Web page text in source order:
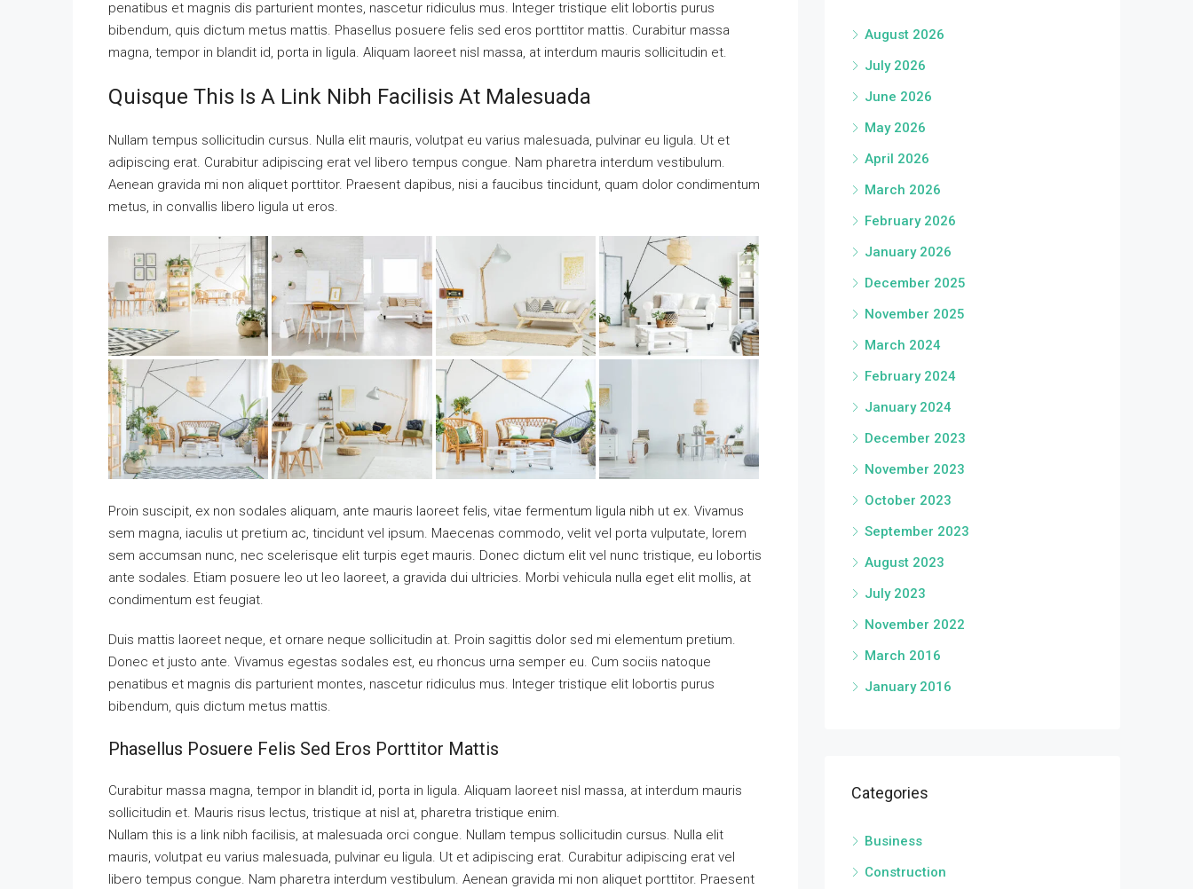
penatibus et magnis dis parturient montes, nascetur ridiculus mus. Integer tristique elit lobortis purus
bibendum, quis dictum metus mattis. Phasellus posuere felis sed eros porttitor mattis. Curabitur massa
magna, tempor in blandit id, porta in ligula. Aliquam laoreet nisl massa, at interdum mauris sollicitudin et.
Quisque This Is A Link Nibh Facilisis At Malesuada
Nullam tempus sollicitudin cursus. Nulla elit mauris, volutpat eu varius malesuada, pulvinar eu ligula. Ut et
adipiscing erat. Curabitur adipiscing erat vel libero tempus congue. Nam pharetra interdum vestibulum.
Aenean gravida mi non aliquet porttitor. Praesent dapibus, nisi a faucibus tincidunt, quam dolor condimentum
metus, in convallis libero ligula ut eros.
Proin suscipit, ex non sodales aliquam, ante mauris laoreet felis, vitae fermentum ligula nibh ut ex. Vivamus
sem magna, iaculis ut pretium ac, tincidunt vel ipsum. Maecenas commodo, velit vel porta vulputate, lorem
sem accumsan nunc, nec scelerisque elit turpis eget mauris. Donec dictum elit vel nunc tristique, eu lobortis
ante sodales. Etiam posuere leo ut leo laoreet, a gravida dui ultricies. Morbi vehicula nulla eget elit mollis, at
condimentum est feugiat.
Duis mattis laoreet neque, et ornare neque sollicitudin at. Proin sagittis dolor sed mi elementum pretium.
Donec et justo ante. Vivamus egestas sodales est, eu rhoncus urna semper eu. Cum sociis natoque
penatibus et magnis dis parturient montes, nascetur ridiculus mus. Integer tristique elit lobortis purus
bibendum, quis dictum metus mattis.
Phasellus Posuere Felis Sed Eros Porttitor Mattis
Curabitur massa magna, tempor in blandit id, porta in ligula. Aliquam laoreet nisl massa, at interdum mauris
sollicitudin et. Mauris risus lectus, tristique at nisl at, pharetra tristique enim.
Nullam this is a link nibh facilisis, at malesuada orci congue. Nullam tempus sollicitudin cursus. Nulla elit
mauris, volutpat eu varius malesuada, pulvinar eu ligula. Ut et adipiscing erat. Curabitur adipiscing erat vel
libero tempus congue. Nam pharetra interdum vestibulum. Aenean gravida mi non aliquet porttitor. Praesent
August 2026
July 2026
June 2026
May 2026
April 2026
March 2026
February 2026
January 2026
December 2025
November 2025
March 2024
February 2024
January 2024
December 2023
November 2023
October 2023
September 2023
August 2023
July 2023
November 2022
March 2016
January 2016
Categories
Business
Construction